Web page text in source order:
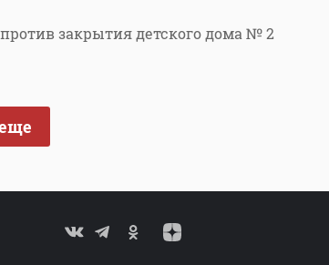
закрытия детского дома № 2